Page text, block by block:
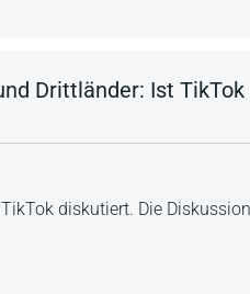
Drittländer: Ist
diskutiert. Die